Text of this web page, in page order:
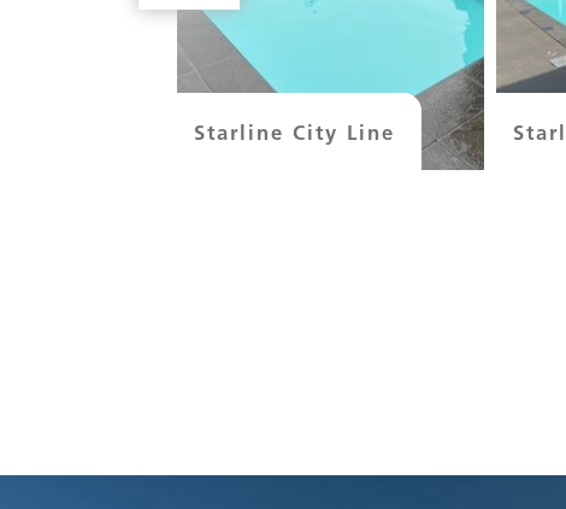
Starline City Line